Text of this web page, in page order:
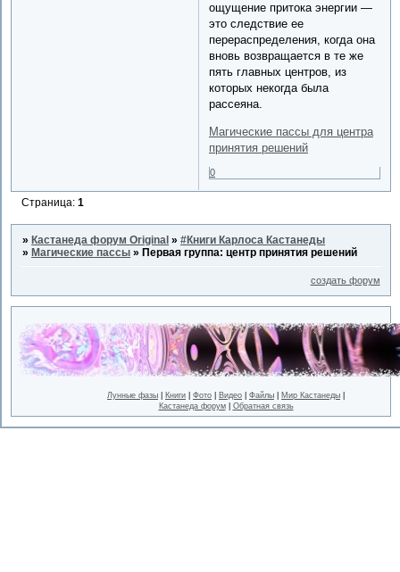
ощущение притока энергии —
это следствие ее
перераспределения, когда она
вновь возвращается в те же
пять главных центров, из
которых некогда была
рассеяна.
Магические пассы для центра
принятия решений
0
Страница:1
»Кастанеда форум Original »#Книги Карлоса Кастанеды
»Магические пассы »Первая группа: центр принятия решений
создать форум
Лунные фазы Книги Фото Видео Файлы Мир Кастанеды
Кастанеда форум| Обратная связь